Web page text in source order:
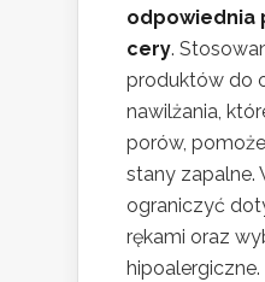
odpowiednia
cery.
produktów do
nawilżania,
porów,
stany zapalne.
ograniczyć
rękami oraz
hipoalergiczne.